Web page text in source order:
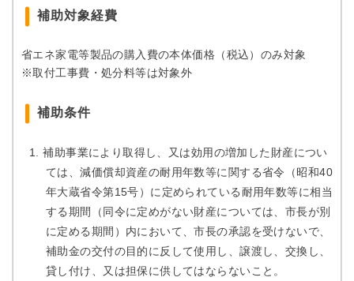
補助対象経費
省エネ家電等製品の購入費の本体価格（税込）のみ対象
※取付工事費・処分料等は対象外
補助条件
補助事業により取得し、又は効用の増加した財産につい
ては、減価償却資産の耐用年数等に関する省令（昭和40
年大蔵省令第15号）に定められている耐用年数等に相当
する期間（同令に定めがない財産については、市長が別
に定める期間）内において、市長の承認を受けないで、
補助金の交付の目的に反して使用し、譲渡し、交換し、
貸し付け、又は担保に供してはならないこと。